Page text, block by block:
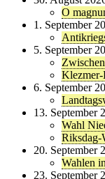
O
1. September
5. September
6. September
13. September
Wahl
Riksdag-
20. September
Wahlen
23. September